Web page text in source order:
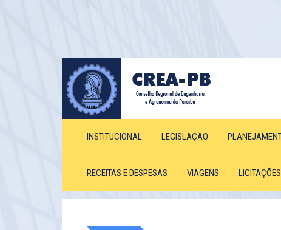
INSTITUCIONAL LEGISLAÇÃO
RECEITAS E DESPESAS VIAGENS